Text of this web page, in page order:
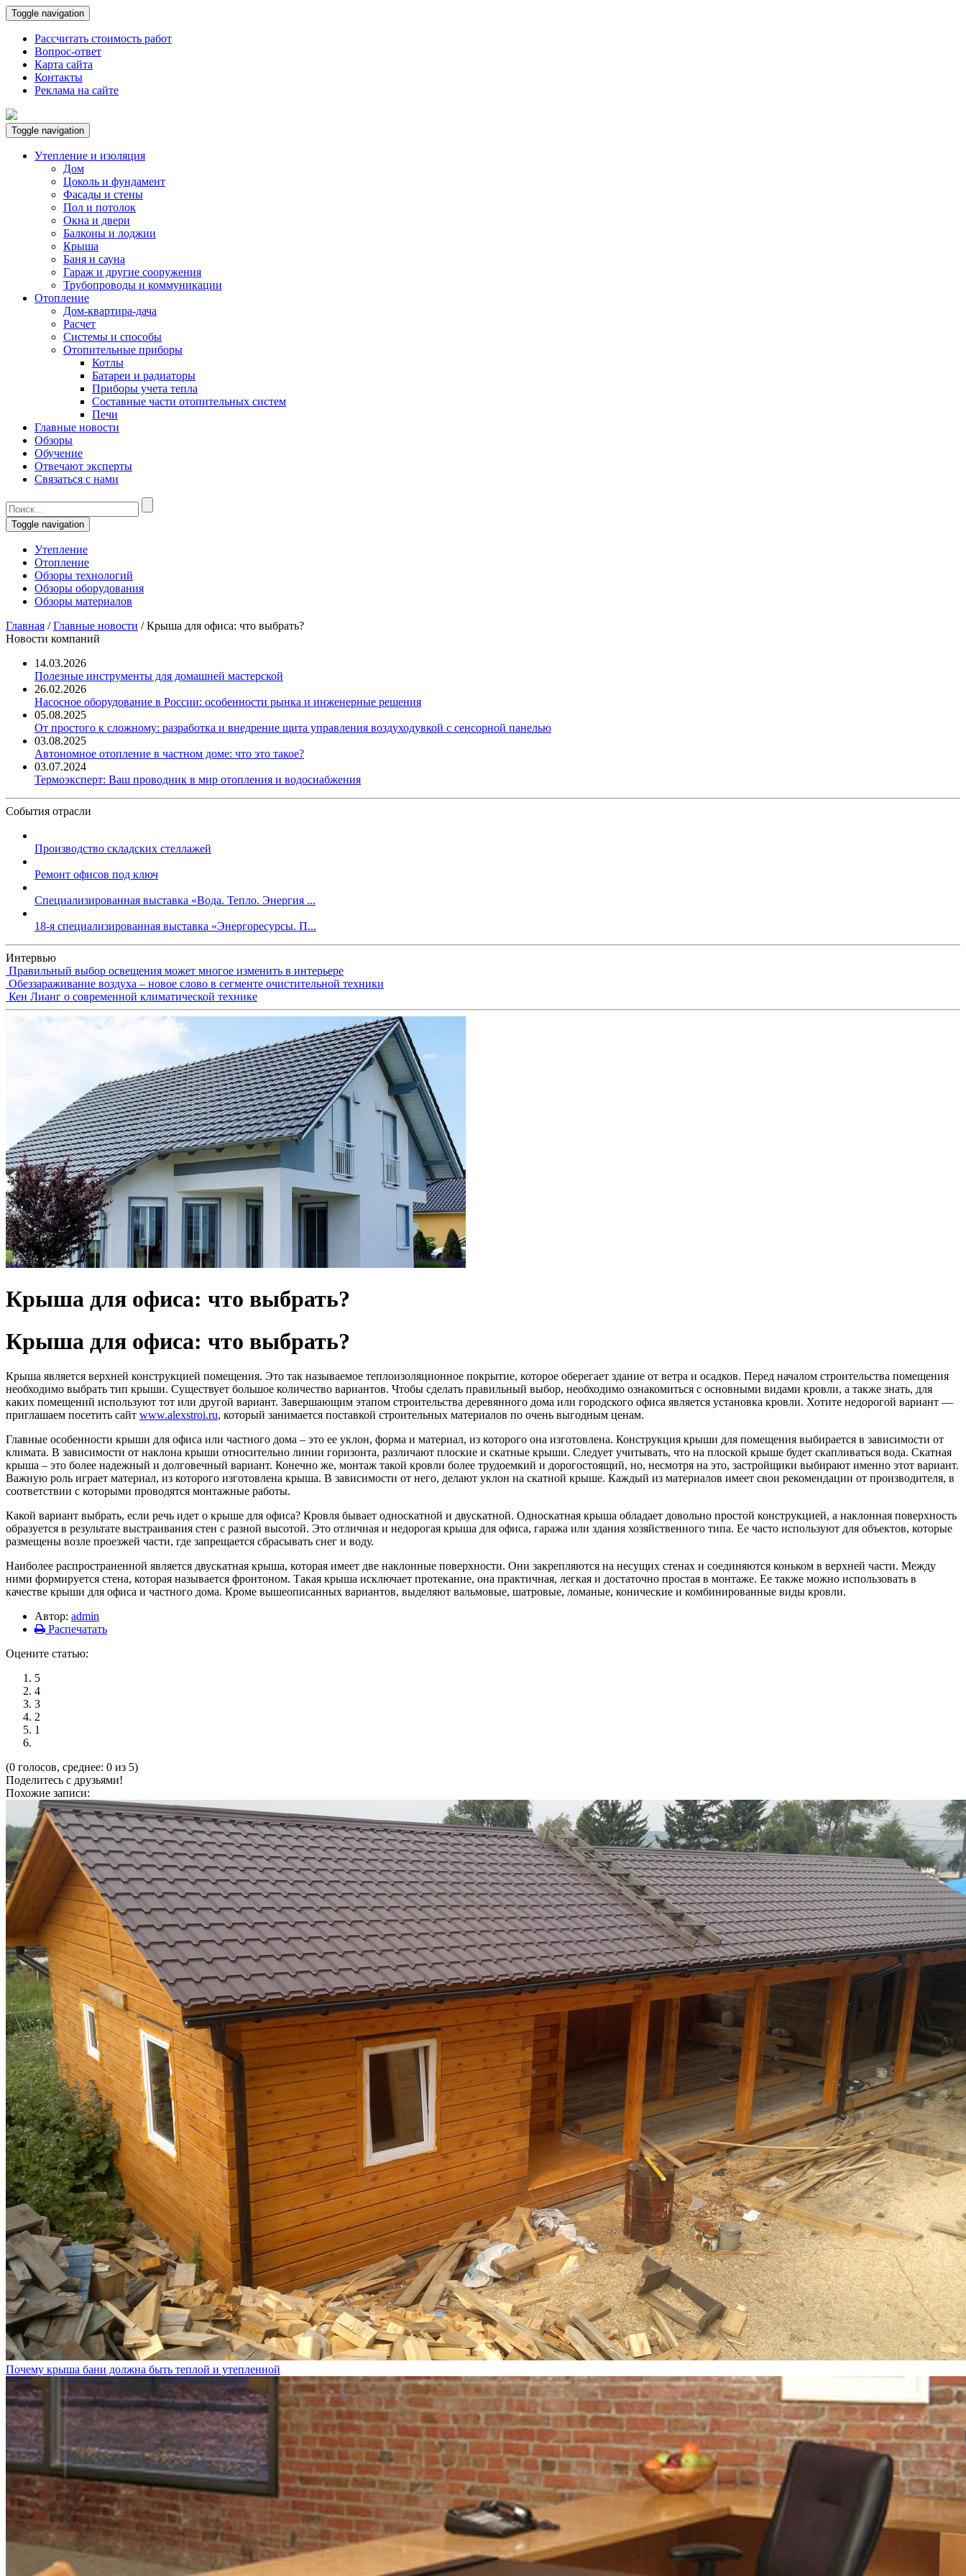
Toggle navigation
Рассчитать стоимость работ
Вопрос-ответ
Карта сайта
Контакты
Реклама на сайте
Toggle navigation
Утепление и изоляция
Дом
Цоколь и фундамент
Фасады и стены
Пол и потолок
Окна и двери
Балконы и лоджии
Крыша
Баня и сауна
Гараж и другие сооружения
Трубопроводы и коммуникации
Отопление
Дом-квартира-дача
Расчет
Системы и способы
Отопительные приборы
Котлы
Батареи и радиаторы
Приборы учета тепла
Составные части отопительных систем
Печи
Главные новости
Обзоры
Обучение
Отвечают эксперты
Связаться с нами
Toggle navigation
Утепление
Отопление
Обзоры технологий
Обзоры оборудования
Обзоры материалов
Главная /Главные новости /Крыша для офиса: что выбрать?
Новости компаний
14.03.2026
Полезные инструменты для домашней мастерской
26.02.2026
Насосное оборудование в России: особенности рынка и инженерные решения
05.08.2025
От простого к сложному: разработка и внедрение щита управления воздуходувкой с сенсорной панелью
03.08.2025
Автономное отопление в частном доме: что это такое?
03.07.2024
Термоэксперт: Ваш проводник в мир отопления и водоснабжения
События отрасли
Производство складских стеллажей
Ремонт офисов под ключ
Специализированная выставка «Вода. Тепло. Энергия ...
18-я специализированная выставка «Энергоресурсы. П...
Интервью
Правильный выбор освещения может многое изменить в интерьере
Обеззараживание воздуха – новое слово в сегменте очистительной техники
Кен Лианг о современной климатической технике
Крыша для офиса: что выбрать?
Крыша для офиса: что выбрать?
Крыша является верхней конструкцией помещения. Это так называемое теплоизоляционное покрытие, которое оберегает здание от ветра и осадков. Перед началом строительства помещения
необходимо выбрать тип крыши. Существует большое количество вариантов. Чтобы сделать правильный выбор, необходимо ознакомиться с основными видами кровли, а также знать, для
каких помещений используют тот или другой вариант. Завершающим этапом строительства деревянного дома или городского офиса является установка кровли. Хотите недорогой вариант —
приглашаем посетить сайт www.alexstroi.ru, который занимается поставкой строительных материалов по очень выгодным ценам.
Главные особенности крыши для офиса или частного дома – это ее уклон, форма и материал, из которого она изготовлена. Конструкция крыши для помещения выбирается в зависимости от
климата. В зависимости от наклона крыши относительно линии горизонта, различают плоские и скатные крыши. Следует учитывать, что на плоской крыше будет скапливаться вода. Скатная
крыша – это более надежный и долговечный вариант. Конечно же, монтаж такой кровли более трудоемкий и дорогостоящий, но, несмотря на это, застройщики выбирают именно этот вариант.
Важную роль играет материал, из которого изготовлена крыша. В зависимости от него, делают уклон на скатной крыше. Каждый из материалов имеет свои рекомендации от производителя, в
соответствии с которыми проводятся монтажные работы.
Какой вариант выбрать, если речь идет о крыше для офиса? Кровля бывает односкатной и двускатной. Односкатная крыша обладает довольно простой конструкцией, а наклонная поверхность
образуется в результате выстраивания стен с разной высотой. Это отличная и недорогая крыша для офиса, гаража или здания хозяйственного типа. Ее часто используют для объектов, которые
размещены возле проезжей части, где запрещается сбрасывать снег и воду.
Наиболее распространенной является двускатная крыша, которая имеет две наклонные поверхности. Они закрепляются на несущих стенах и соединяются коньком в верхней части. Между
ними формируется стена, которая называется фронтоном. Такая крыша исключает протекание, она практичная, легкая и достаточно простая в монтаже. Ее также можно использовать в
качестве крыши для офиса и частного дома. Кроме вышеописанных вариантов, выделяют вальмовые, шатровые, ломаные, конические и комбинированные виды кровли.
Автор: admin
Распечатать
Оцените статью:
5
4
3
2
1
(0 голосов, среднее: 0 из 5)
Поделитесь с друзьями!
Похожие записи:
Почему крыша бани должна быть теплой и утепленной